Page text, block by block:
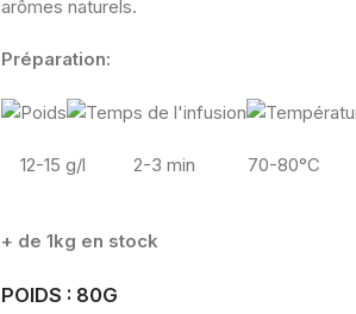
arômes naturels.
Préparation:
12-15 g/l 2-3 min 70-80°C
+ de 1kg en stock
POIDS : 80G